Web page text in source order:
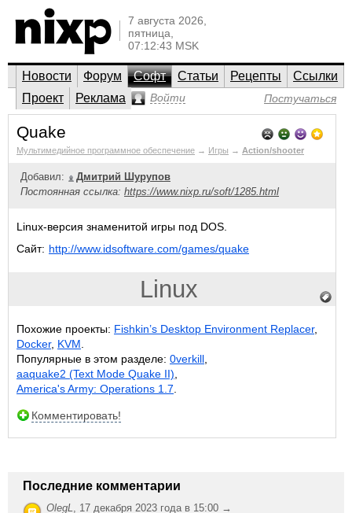
7 августа 2026,
пятница,
07:12:43 MSK
Новости Форум Софт Статьи Рецепты
Ссылки
Проект
Реклама Войти Постучаться
Quake
Мультимедийное программное обеспечение → Игры → Action/shooter
Добавил:
Дмитрий Шурупов
Постоянная ссылка: https://www.nixp.ru/soft/1285.html
Linux-версия знаменитой игры под DOS.
Сайт: http://www.idsoftware.com/games/quake
Linux
Похожие проекты: Fishkin’s Desktop Environment Replacer,
Docker, KVM
Популярные в этом разделе: 0verkill
aaquake2 (Text Mode Quake II)
America's Army: Operations 1.7
Комментировать!
Последние комментарии
OlegL, 17 декабря 2023 года в 15:00 →